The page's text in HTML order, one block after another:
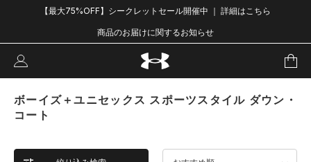
【最大75%OFF】シークレットセール開催中 ｜ 詳細はこちら
商品のお届けに関するお知らせ
ボーイズ＋ユニセックス スポーツスタイル ダウン・
コート